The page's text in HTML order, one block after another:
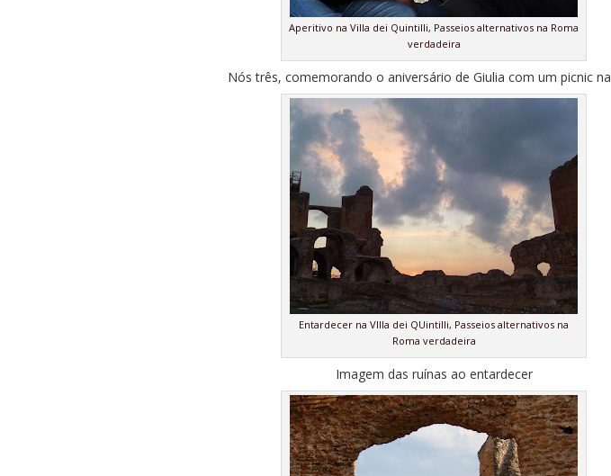
Aperitivo na Villa dei Quintilli, Passeios alternativos na Roma
verdadeira
Nós três, comemorando o aniversário de Giulia com um picnic na
Entardecer na VIlla dei QUintilli, Passeios alternativos na
Roma verdadeira
Imagem das ruínas ao entardecer